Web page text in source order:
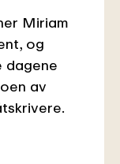
Miriam
og
dagene
av